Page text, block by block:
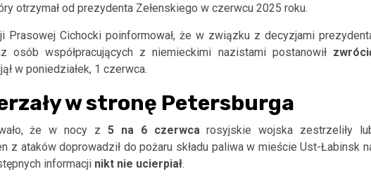
otrzymał od prezydenta Zełenskiego w czerwcu 2025 roku.
Prasowej Cichocki poinformował, że w związku z decyzjami
osób współpracujących z niemieckimi nazistami postanowił
w poniedziałek, 1 czerwca.
w stronę Petersburga
że w nocy z 5 na 6 czerwca rosyjskie wojska zestrzeliły
z ataków doprowadził do pożaru składu paliwa w mieście Ust-Łabinsk
informacji nikt nie ucierpiał.